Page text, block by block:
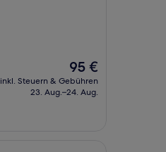
Der
Preis
beträgt
95 €
inkl. Steuern & Gebühren
23. Aug.–24. Aug.